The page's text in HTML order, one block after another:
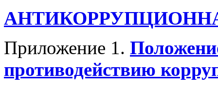
Приложение 1.
противодействию